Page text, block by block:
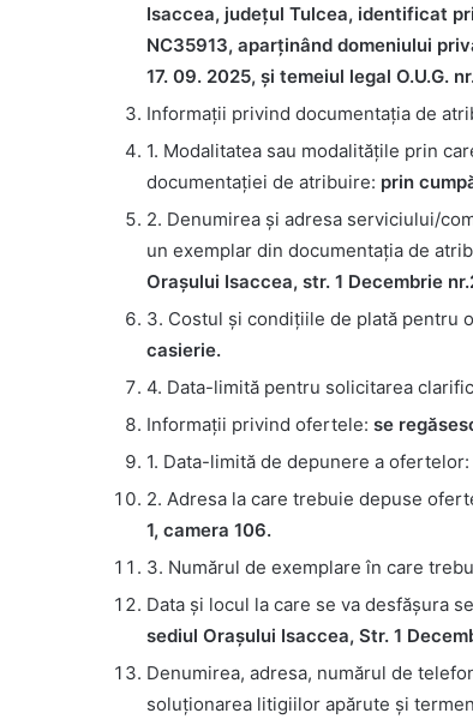
Isaccea, județul Tulcea, identificat
NC35913, aparținând domeniului
17. 09. 2025, și temeiul legal O.U.G.
Informații privind documentația de
1. Modalitatea sau modalitățile prin
documentației de atribuire: prin
2. Denumirea şi adresa serviciului/
un exemplar din documentaţia de
Orașului Isaccea, str. 1 Decembrie
3. Costul şi condiţiile de plată pentru
casierie.
4. Data-limită pentru solicitarea
Informaţii privind ofertele: se
1. Data-limită de depunere a ofertelor:
2. Adresa la care trebuie depuse
1, camera 106.
3. Numărul de exemplare în care
Data şi locul la care se va desfăşura
sediul Orașului Isaccea, Str. 1
Denumirea, adresa, numărul de
soluţionarea litigiilor apărute şi